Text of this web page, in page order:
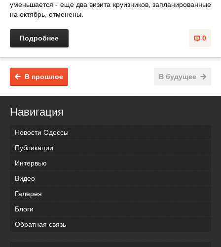
уменьшается - еще два визита круизников, запланированные
на октябрь, отменены.
0
Подробнее
В будущее
В прошлое
Навигация
Новости Одессы
Публикации
Интервью
Видео
Галерея
Блоги
Обратная связь